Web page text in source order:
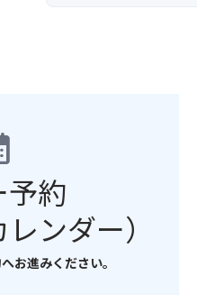
予約
ンダー）
お進みください。